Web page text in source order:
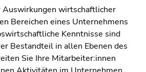
wirtschaftlicher
Bereichen eines Unternehmens
Kenntnisse sind
Bestandteil in allen Ebenen des
Sie Ihre Mitarbeiter:innen